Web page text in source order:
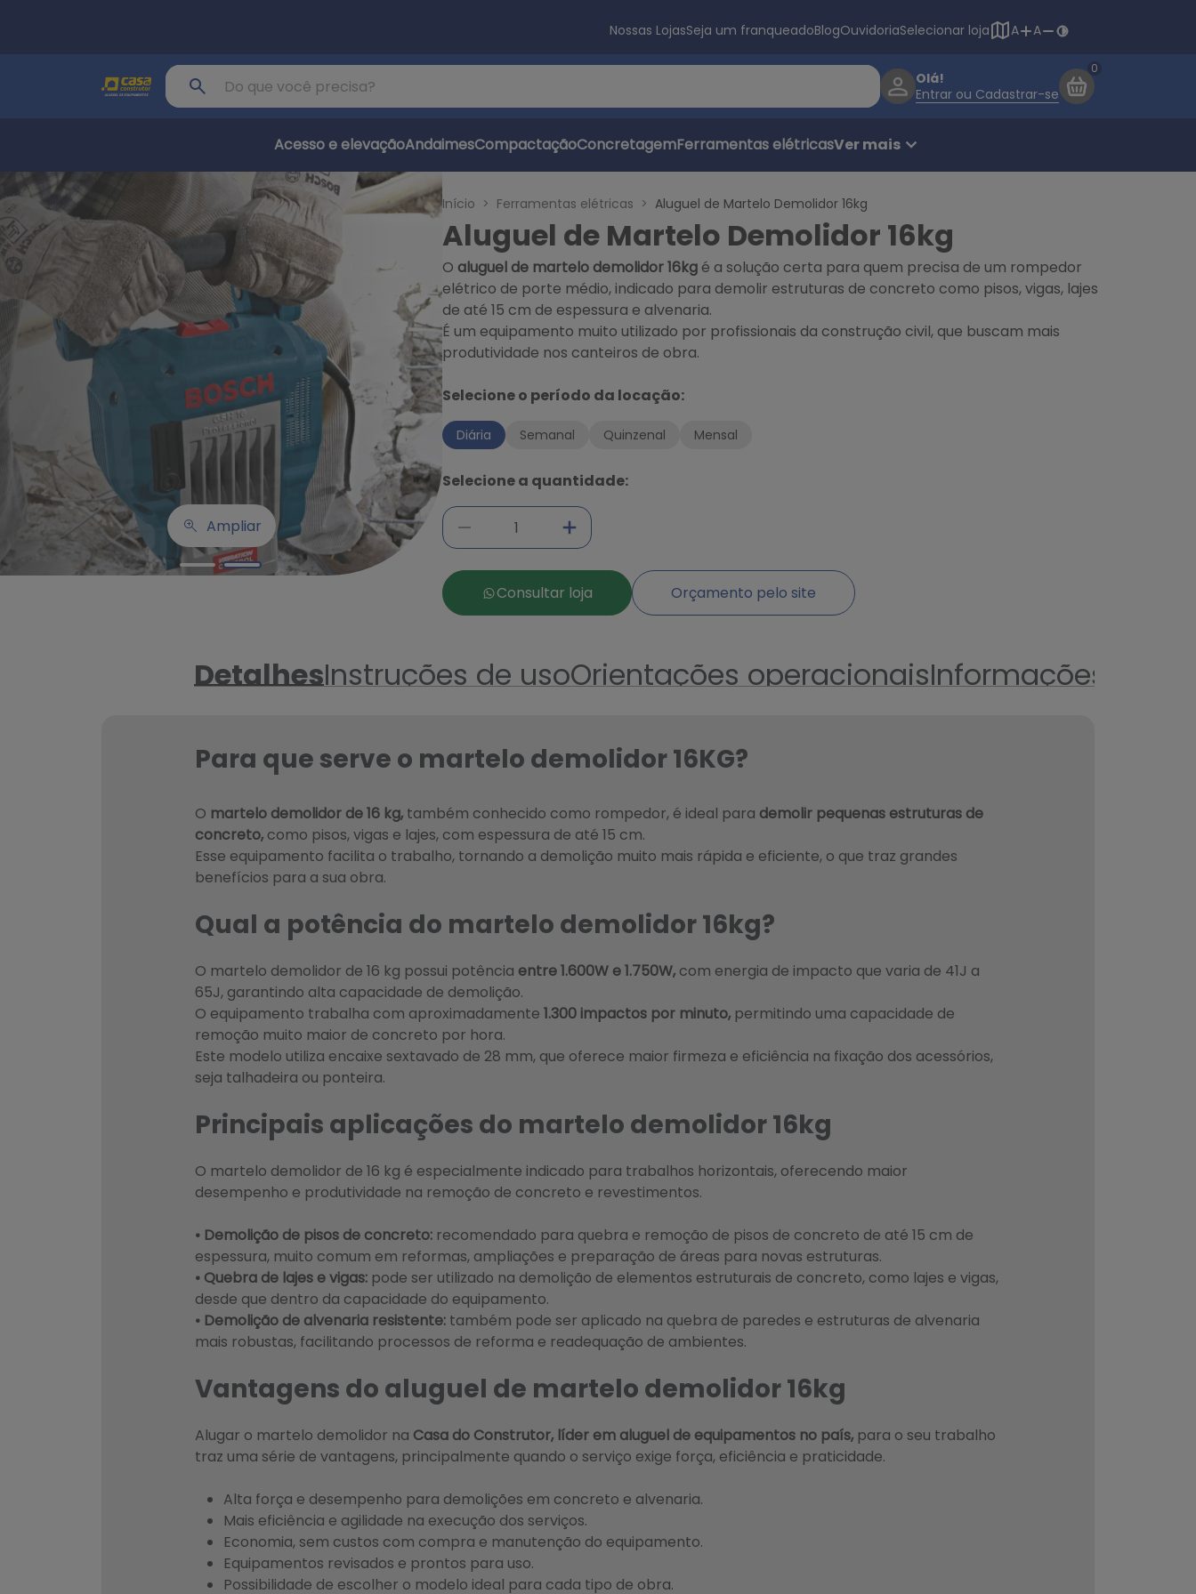
Nossas LojasSeja um franqueadoBlogOuvidoriaSelecionar loja A A
Buscar produtos
Olá!
Entrar ou Cadastrar-se
Acesso e elevaçãoAndaimesCompactaçãoConcretagemFerramentas elétricasVer mais
Ampliar
Início Ferramentas elétricas Aluguel de Martelo Demolidor 16kg
Aluguel de Martelo Demolidor 16kg
O aluguel de martelo demolidor 16kgé a solução certa para quem precisa de um rompedor
elétrico de porte médio, indicado para demolir estruturas de concreto como pisos, vigas, lajes
de até 15 cm de espessura e alvenaria.
É um equipamento muito utilizado por profissionais da construção civil, que buscam mais
produtividade nos canteiros de obra.
Selecione o período da locação:
Diária Semanal Quinzenal Mensal
Selecione a quantidade:
Consultar loja Orçamento pelo site
DetalhesInstruções de usoOrientações operacionaisInformações
Para que serve o martelo demolidor 16KG?
O martelo demolidor de 16 kg, também conhecido como rompedor, é ideal para demolir pequenas estruturas de
concreto, como pisos, vigas e lajes, com espessura de até 15 cm.
Esse equipamento facilita o trabalho, tornando a demolição muito mais rápida e eficiente, o que traz grandes
benefícios para a sua obra.
Qual a potência do martelo demolidor 16kg?
O martelo demolidor de 16 kg possui potência entre 1.600W e 1.750W, com energia de impacto que varia de 41J a
65J, garantindo alta capacidade de demolição.
O equipamento trabalha com aproximadamente 1.300 impactos por minuto, permitindo uma capacidade de
remoção muito maior de concreto por hora.
Este modelo utiliza encaixe sextavado de 28 mm, que oferece maior firmeza e eficiência na fixação dos acessórios,
seja talhadeira ou ponteira.
Principais aplicações do martelo demolidor 16kg
O martelo demolidor de 16 kg é especialmente indicado para trabalhos horizontais, oferecendo maior
desempenho e produtividade na remoção de concreto e revestimentos.
• Demolição de pisos de concreto: recomendado para quebra e remoção de pisos de concreto de até 15 cm de
espessura, muito comum em reformas, ampliações e preparação de áreas para novas estruturas.
• Quebra de lajes e vigas: pode ser utilizado na demolição de elementos estruturais de concreto, como lajes e vigas,
desde que dentro da capacidade do equipamento.
• Demolição de alvenaria resistente: também pode ser aplicado na quebra de paredes e estruturas de alvenaria
mais robustas, facilitando processos de reforma e readequação de ambientes.
Vantagens do aluguel de martelo demolidor 16kg
Alugar o martelo demolidor na Casa do Construtor, líder em aluguel de equipamentos no país, para o seu trabalho
traz uma série de vantagens, principalmente quando o serviço exige força, eficiência e praticidade.
Alta força e desempenho para demolições em concreto e alvenaria.
Mais eficiência e agilidade na execução dos serviços.
Economia, sem custos com compra e manutenção do equipamento.
Equipamentos revisados e prontos para uso.
Possibilidade de escolher o modelo ideal para cada tipo de obra.